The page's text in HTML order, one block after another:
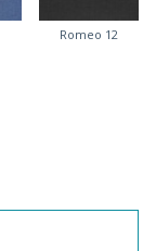
Romeo 12